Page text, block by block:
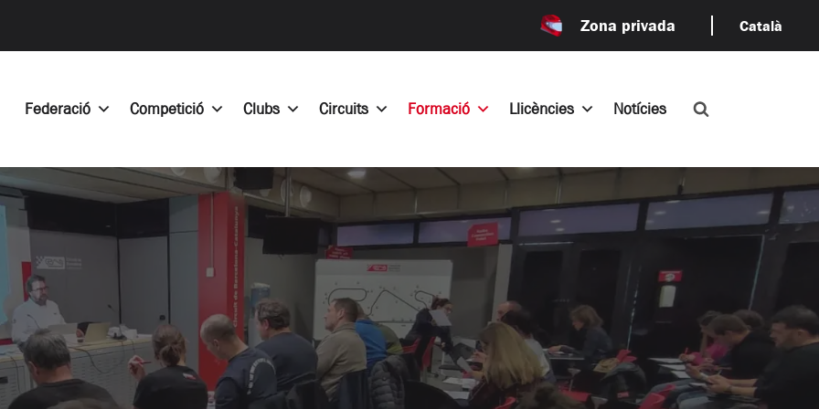
Zona privada Català
Federació Competició Clubs Circuits Formació Llicències Notícies